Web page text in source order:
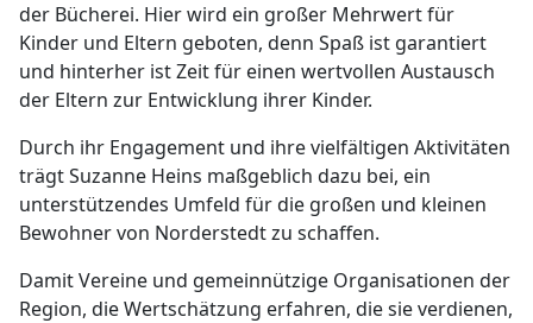
der Bücherei. Hier wird ein großer Mehrwert für
Kinder und Eltern geboten, denn Spaß ist garantiert
und hinterher ist Zeit für einen wertvollen Austausch
der Eltern zur Entwicklung ihrer Kinder.
Durch ihr Engagement und ihre vielfältigen Aktivitäten
trägt Suzanne Heins maßgeblich dazu bei, ein
unterstützendes Umfeld für die großen und kleinen
Bewohner von Norderstedt zu schaffen.
Damit Vereine und gemeinnützige Organisationen der
Region, die Wertschätzung erfahren, die sie verdienen,